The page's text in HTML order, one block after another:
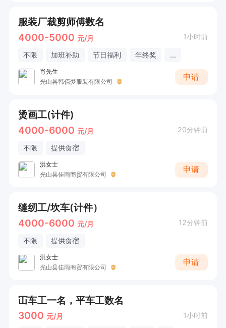
服装厂裁剪师傅数名
4000-5000 元/月 1小时前
不限 加班补助 节日福利 年终奖 ...
肖先生
光山县韩佰梦服装有限公司
申请
烫画工(计件)
4000-6000 元/月 20分钟前
不限 提供食宿
洪女士
光山县佳雨商贸有限公司
申请
缝纫工/坎车(计件）
4000-6000 元/月 12分钟前
不限 提供食宿
洪女士
光山县佳雨商贸有限公司
申请
冚车工一名，平车工数名
3000 元/月 1小时前